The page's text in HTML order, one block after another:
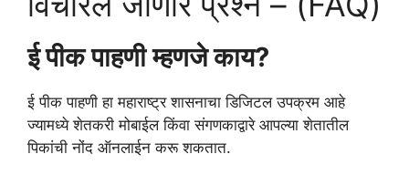
ई पीक पाहणी म्हणजे काय?
ई पीक पाहणी हा महाराष्ट्र शासनाचा डिजिटल उपक्रम आहे
ज्यामध्ये शेतकरी मोबाईल किंवा संगणकाद्वारे आपल्या शेतातील
पिकांची नोंद ऑनलाईन करू शकतात.